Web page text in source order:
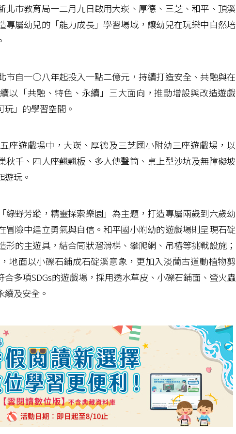
市教育局十二月九日啟用大崁、厚德、三芝、和平、頂溪
專屬幼兒的「能力成長」學習場域，讓幼兒在玩樂中自然培
市自一○八年起投入一點二億元，持續打造安全、共融與在
以「共融、特色、永續」三大面向，推動增設與改造遊戲
」的學習空間。
座遊戲場中，大崁、厚德及三芝國小附幼三座遊戲場，以
秋千、四人座翹翹板、多人傳聲筒、桌上型沙坑及無障礙坡
玩。
野芳蹤，精靈探索樂園」為主題，打造專屬兩歲到六歲幼
冒險中建立勇氣與自信。和平國小附幼的遊戲場則呈現石碇
形的主遊具，結合筒狀溜滑梯、攀爬網、吊樁等挑戰設施；
地面以小礫石鋪成石碇溪意象，更加入淡蘭古道動植物剪
多項SDGs的遊戲場，採用透水草皮、小礫石鋪面、螢火蟲
及安全。